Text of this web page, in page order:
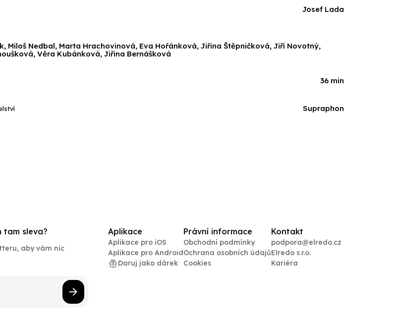
Josef Lada
Miloš Nedbal, Marta Hrachovinová, Eva Hořánková, Jiřina Štěpničková, Jiří Novotný,
Věra Kubánková, Jiřina Bernášková
36 min
Supraphon
tam sleva?
aby vám nic
Aplikace
Aplikace pro iOS
Aplikace pro Android
Daruj jako dárek
Právní informace
Obchodní podmínky
Ochrana osobních údajů
Cookies
Kontakt
podpora@elredo.cz
Elredo s.r.o.
Kariéra